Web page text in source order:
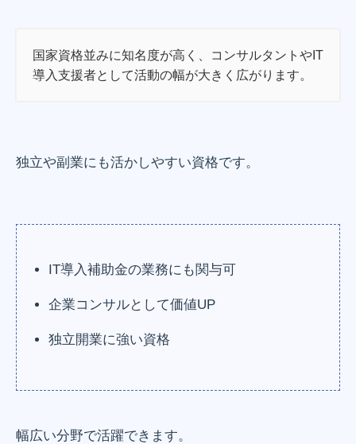
国家資格並みに知名度が高く、コンサルタントやIT
導入支援者として活動の幅が大きく広がります。
独立や副業にも活かしやすい資格です。
IT導入補助金の業務にも関与可
企業コンサルとして価値UP
独立開業に強い資格
幅広い分野で活躍できます。